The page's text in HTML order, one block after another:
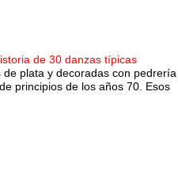
de 30 danzas típicas
plata y decoradas con pedrería
principios de los años 70. Esos